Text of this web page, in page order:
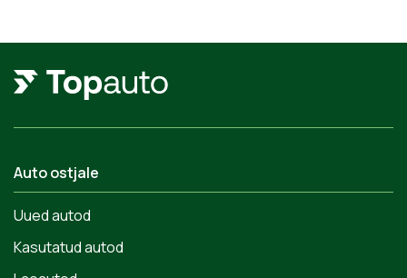
Auto ostjale
Uued autod
Kasutatud autod